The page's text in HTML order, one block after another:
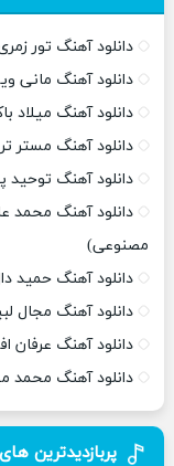
دانلود آهنگ تور
دانلود آهنگ مانی
دانلود آهنگ میلاد
دانلود آهنگ مستر
دانلود آهنگ
دانلود آهنگ محمد
مصنوعی)
دانلود آهنگ حمید
دانلود آهنگ مجال
دانلود آهنگ عرفان
دانلود آهنگ محمد
پربازدیدترین